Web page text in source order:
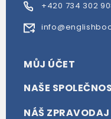
+420 734 302
MŮJ ÚČET
NAŠE
NÁŠ ZPRAVODAJ